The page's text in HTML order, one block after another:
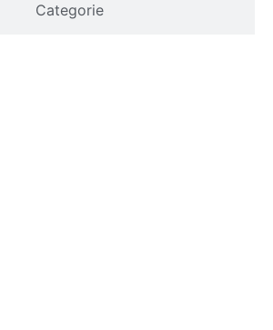
Categorie